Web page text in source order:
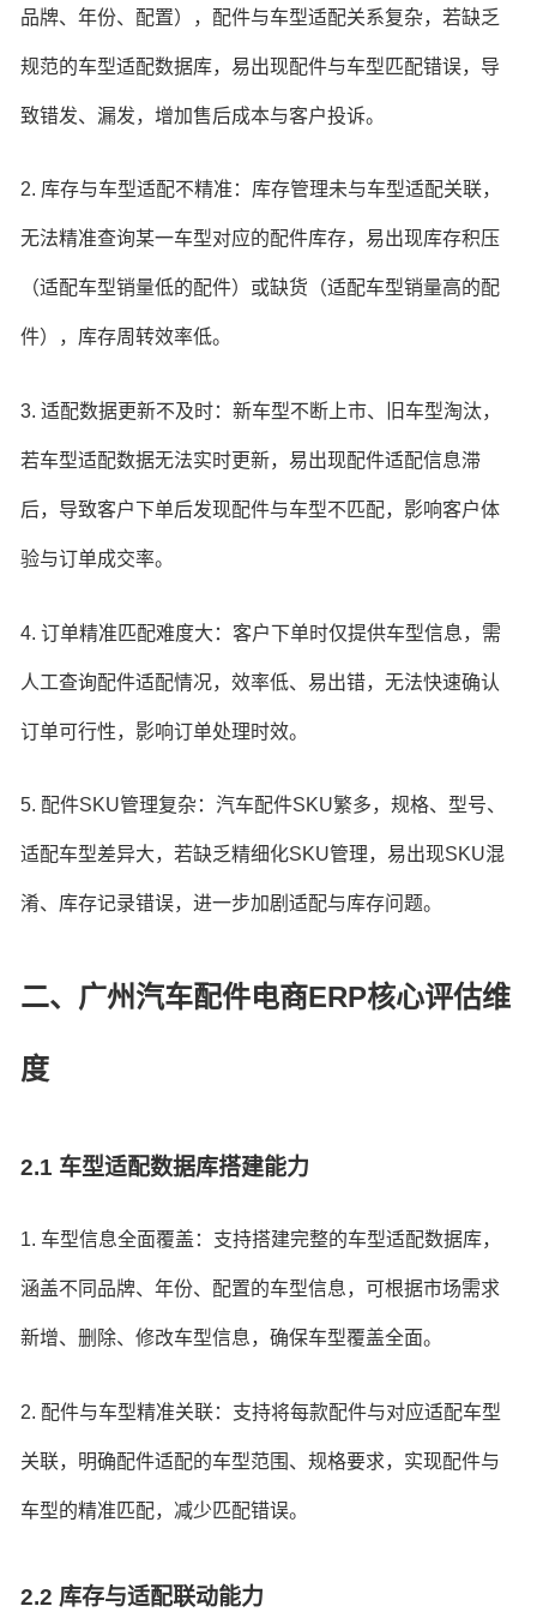
品牌、年份、配置），配件与车型适配关系复杂，若缺乏
规范的车型适配数据库，易出现配件与车型匹配错误，导
致错发、漏发，增加售后成本与客户投诉。
2. 库存与车型适配不精准：库存管理未与车型适配关联，
无法精准查询某一车型对应的配件库存，易出现库存积压
（适配车型销量低的配件）或缺货（适配车型销量高的配
件），库存周转效率低。
3. 适配数据更新不及时：新车型不断上市、旧车型淘汰，
若车型适配数据无法实时更新，易出现配件适配信息滞
后，导致客户下单后发现配件与车型不匹配，影响客户体
验与订单成交率。
4. 订单精准匹配难度大：客户下单时仅提供车型信息，需
人工查询配件适配情况，效率低、易出错，无法快速确认
订单可行性，影响订单处理时效。
5. 配件SKU管理复杂：汽车配件SKU繁多，规格、型号、
适配车型差异大，若缺乏精细化SKU管理，易出现SKU混
淆、库存记录错误，进一步加剧适配与库存问题。
二、广州汽车配件电商ERP核心评估维
度
2.1 车型适配数据库搭建能力
1. 车型信息全面覆盖：支持搭建完整的车型适配数据库，
涵盖不同品牌、年份、配置的车型信息，可根据市场需求
新增、删除、修改车型信息，确保车型覆盖全面。
2. 配件与车型精准关联：支持将每款配件与对应适配车型
关联，明确配件适配的车型范围、规格要求，实现配件与
车型的精准匹配，减少匹配错误。
2.2 库存与适配联动能力